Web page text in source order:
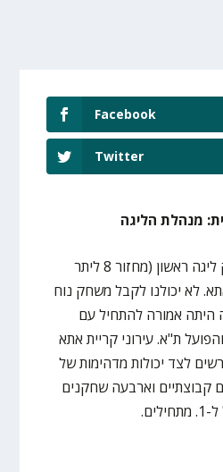
Facebook
Twitter
מנהלת הליגה
בשעה טובה היה משחק ליגה ראשון (מחזור 8 ליתר
לא יכולנו לקבל משחק נוח
היתה אמורה להתחיל עם
ת"א. עירוני קריית אתא
לצד יכולות מדהימות של
קבוצתיים וארבעה שחקנים